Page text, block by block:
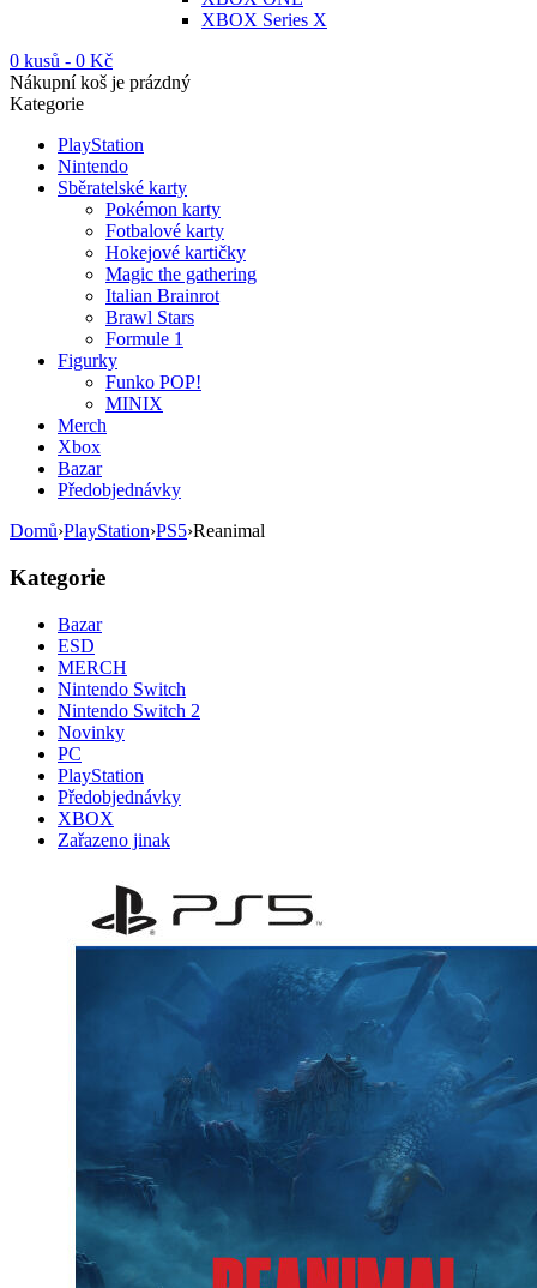
XBOX Series X
0 kusů - 0 Kč
Nákupní koš je prázdný
Kategorie
PlayStation
Nintendo
Sběratelské karty
Pokémon karty
Fotbalové karty
Hokejové kartičky
Magic the gathering
Italian Brainrot
Brawl Stars
Formule 1
Figurky
Funko POP!
MINIX
Merch
Xbox
Bazar
Předobjednávky
Domů›PlayStation›PS5›Reanimal
Kategorie
Bazar
ESD
MERCH
Nintendo Switch
Nintendo Switch 2
Novinky
PC
PlayStation
Předobjednávky
XBOX
Zařazeno jinak